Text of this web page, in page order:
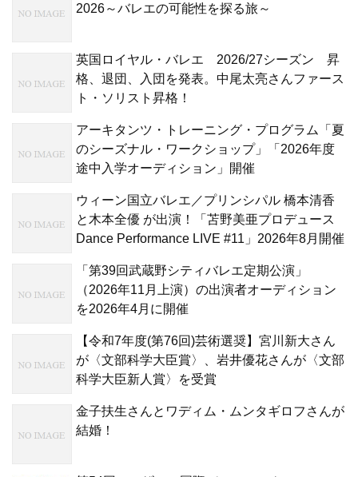
2026～バレエの可能性を探る旅～
英国ロイヤル・バレエ 2026/27シーズン 昇
格、退団、入団を発表。中尾太亮さんファース
ト・ソリスト昇格！
アーキタンツ・トレーニング・プログラム「夏
のシーズナル・ワークショップ」「2026年度
途中入学オーディション」開催
ウィーン国立バレエ／プリンシパル 橋本清香
と木本全優 が出演！「苫野美亜プロデュース
Dance Performance LIVE #11」2026年8月開催
「第39回武蔵野シティバレエ定期公演」
（2026年11月上演）の出演者オーディション
を2026年4月に開催
【令和7年度(第76回)芸術選奨】宮川新大さん
が〈文部科学大臣賞〉、岩井優花さんが〈文部
科学大臣新人賞〉を受賞
金子扶生さんとワディム・ムンタギロフさんが
結婚！